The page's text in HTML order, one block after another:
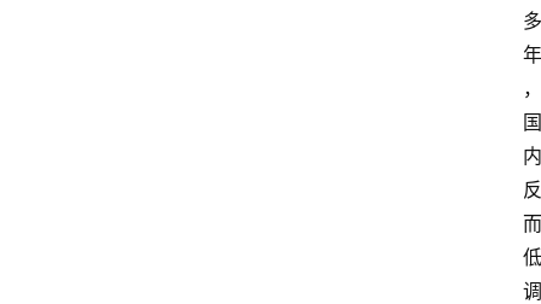
多
年
，
国
内
反
而
低
调